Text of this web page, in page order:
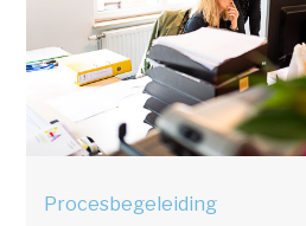
Procesbegeleiding